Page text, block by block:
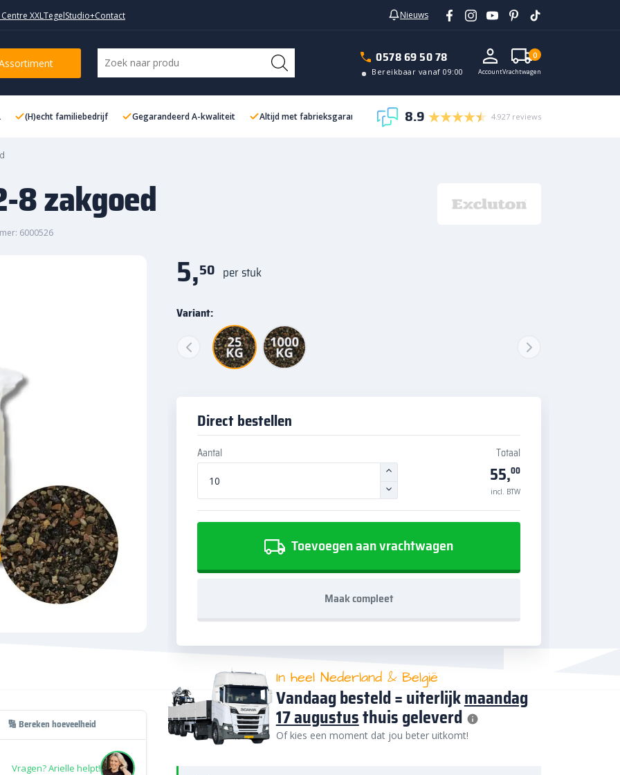
XXLTegelStudio+Contact Nieuws
0578 69 50 78
Bereikbaar vanaf 09:00 AccountVrachtwagen
0
(H)echt familiebedrijf Gegarandeerd A-kwaliteit Altijd met fabrieksgarantie 8.9 4.927 reviews
8 zakgoed
6000526
🔢 Bereken hoeveelheid
Vragen? Arielle helpt!
5,50 per stuk
Variant:
Direct bestellen
Aantal Totaal
55,00
incl. BTW
Toevoegen aan vrachtwagen
Maak compleet
In heel Nederland & België
Vandaag besteld = uiterlijkmaandag
17 augustusthuis geleverd
Of kies een moment dat jou beter uitkomt!
In vrachtwagen